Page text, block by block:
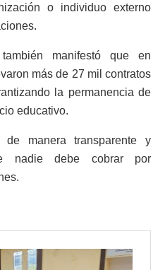
o individuo externo
manifestó que en
más de 27 mil contratos
la permanencia de
educativo.
manera transparente y
nadie debe cobrar por